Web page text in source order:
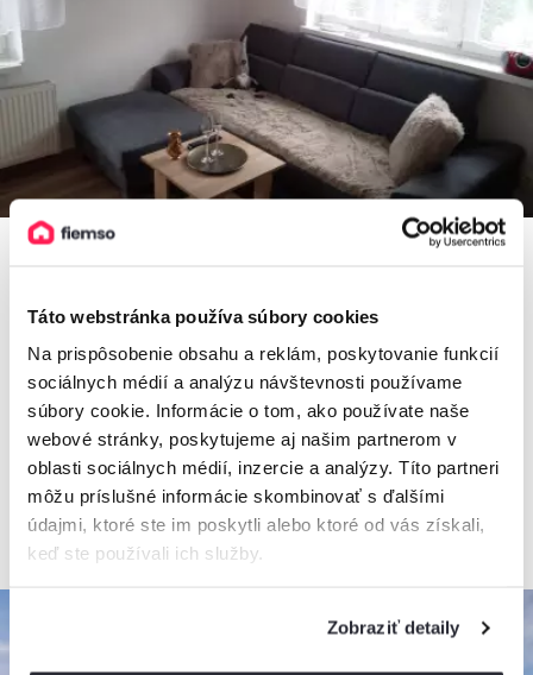
Táto webstránka používa súbory cookies
Na prispôsobenie obsahu a reklám, poskytovanie funkcií
sociálnych médií a analýzu návštevnosti používame
súbory cookie. Informácie o tom, ako používate naše
webové stránky, poskytujeme aj našim partnerom v
oblasti sociálnych médií, inzercie a analýzy. Títo partneri
môžu príslušné informácie skombinovať s ďalšími
údajmi, ktoré ste im poskytli alebo ktoré od vás získali,
keď ste používali ich služby.
Zobraziť detaily
5,0
Apartmán Jarka
Apartmán, Štrba, Slovensko
4 osoby, 25 m 2, 1 spálňa, 1 kúpeľňa
od40€ / noc